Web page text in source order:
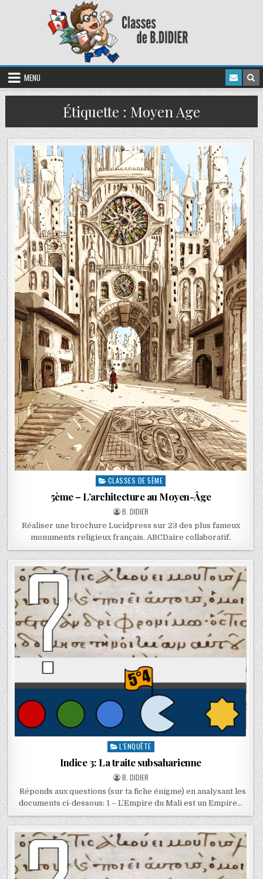
MENU
Étiquette : Moyen Age
CLASSES DE 5ÈME
5ème – L’architecture au Moyen-Âge
B. DIDIER
Réaliser une brochure Lucidpress sur 23 des plus fameux
monuments religieux français. ABCDaire collaboratif.
L'ENQUÊTE
Indice 3: La traite subsaharienne
B. DIDIER
Réponds aux questions (sur ta fiche énigme) en analysant les
documents ci-dessous: 1 – L’Empire du Mali est un Empire…